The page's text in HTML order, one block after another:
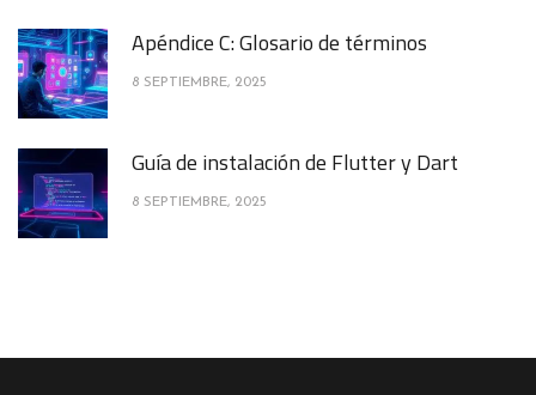
Apéndice C: Glosario de términos
8 SEPTIEMBRE, 2025
Guía de instalación de Flutter y Dart
8 SEPTIEMBRE, 2025